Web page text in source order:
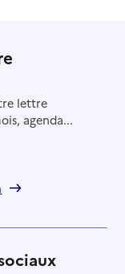
lettre
agenda...